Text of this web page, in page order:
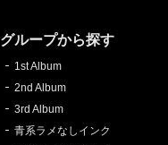
グループから探す
1st Album
2nd Album
3rd Album
青系ラメなしインク